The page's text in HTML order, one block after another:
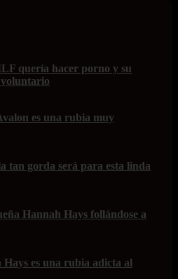
quería hacer porno y su
voluntario
es una rubia muy
tan gorda será para esta linda
Hannah Hays follándose a
es una rubia adicta al